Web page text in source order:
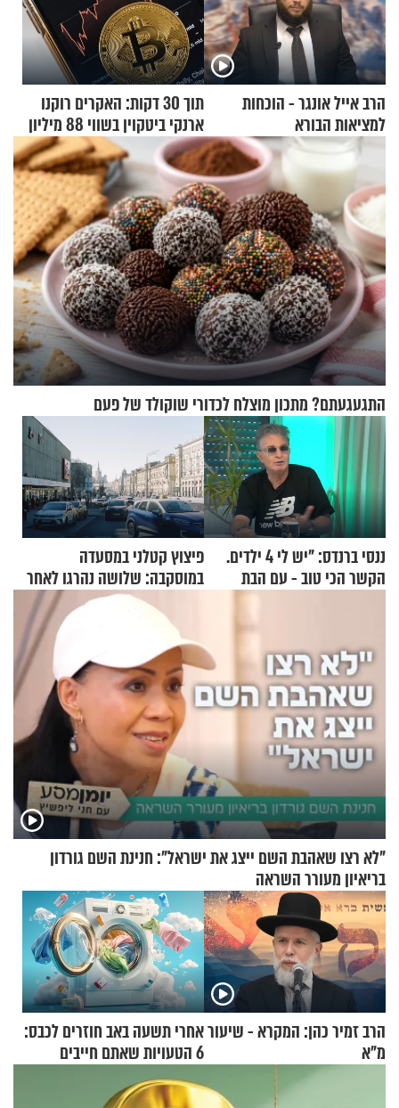
הרב אייל אונגר - הוכחות
למציאות הבורא
תוך 30 דקות: האקרים רוקנו
ארנקי ביטקוין בשווי 88 מיליון
דולר
התגעגעתם? מתכון מוצלח לכדורי שוקולד של פעם
ננסי ברנדס: "יש לי 4 ילדים.
הקשר הכי טוב - עם הבת
פיצוץ קטלני במסעדה
במוסקבה: שלושה נהרגו לאחר
שמטען שנשאה אישה התפוצץ
"לא רצו שאהבת השם ייצג את ישראל": חנינת השם גורדון
בריאיון מעורר השראה
הרב זמיר כהן: המקרא - שיעור
מ"א
אחרי תשעה באב חוזרים לכבס:
6 הטעויות שאתם חייבים
להפסיק לעשות